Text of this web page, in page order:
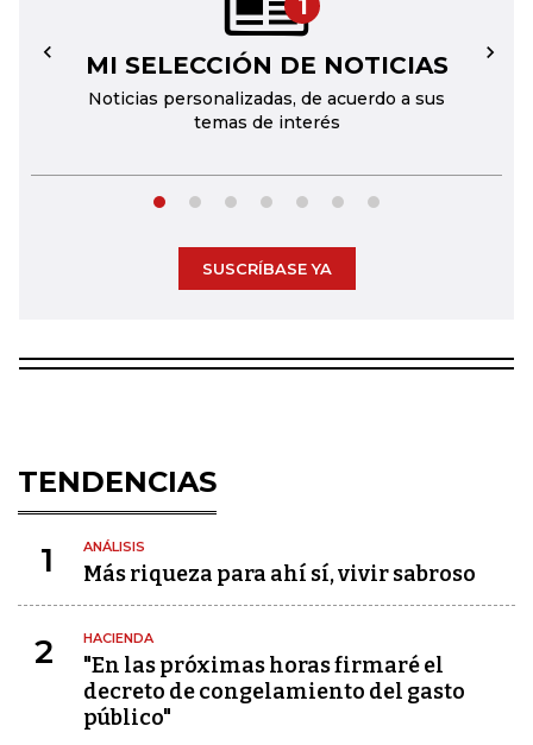
1
MI SELECCIÓN DE NOTICIAS
Noticias personalizadas, de acuerdo a sus
temas de interés
← →
SUSCRÍBASE YA
TENDENCIAS
1 ANÁLISIS
Más riqueza para ahí sí, vivir sabroso
2 HACIENDA
"En las próximas horas firmaré el
decreto de congelamiento del gasto
público"